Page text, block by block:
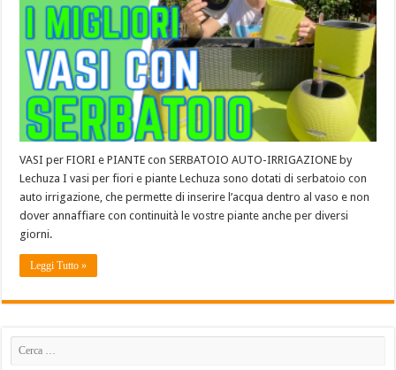
VASI per FIORI e PIANTE con SERBATOIO AUTO-IRRIGAZIONE by
Lechuza I vasi per fiori e piante Lechuza sono dotati di serbatoio con
auto irrigazione, che permette di inserire l’acqua dentro al vaso e non
dover annaffiare con continuità le vostre piante anche per diversi
giorni.
Leggi Tutto »